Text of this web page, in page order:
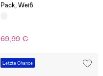
Pack, Weiß
69,99 €
Letzte Chance